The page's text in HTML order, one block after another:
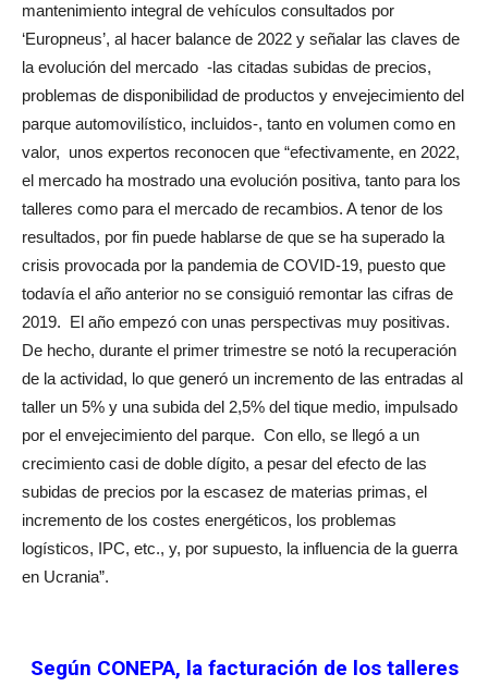
mantenimiento integral de vehículos consultados por
‘Europneus’, al hacer balance de 2022 y señalar las claves de
la evolución del mercado -las citadas subidas de precios,
problemas de disponibilidad de productos y envejecimiento del
parque automovilístico, incluidos-, tanto en volumen como en
valor, unos expertos reconocen que “efectivamente, en 2022,
el mercado ha mostrado una evolución positiva, tanto para los
talleres como para el mercado de recambios. A tenor de los
resultados, por fin puede hablarse de que se ha superado la
crisis provocada por la pandemia de COVID-19, puesto que
todavía el año anterior no se consiguió remontar las cifras de
2019. El año empezó con unas perspectivas muy positivas.
De hecho, durante el primer trimestre se notó la recuperación
de la actividad, lo que generó un incremento de las entradas al
taller un 5% y una subida del 2,5% del tique medio, impulsado
por el envejecimiento del parque. Con ello, se llegó a un
crecimiento casi de doble dígito, a pesar del efecto de las
subidas de precios por la escasez de materias primas, el
incremento de los costes energéticos, los problemas
logísticos, IPC, etc., y, por supuesto, la influencia de la guerra
en Ucrania”.
Según CONEPA, la facturación de los talleres